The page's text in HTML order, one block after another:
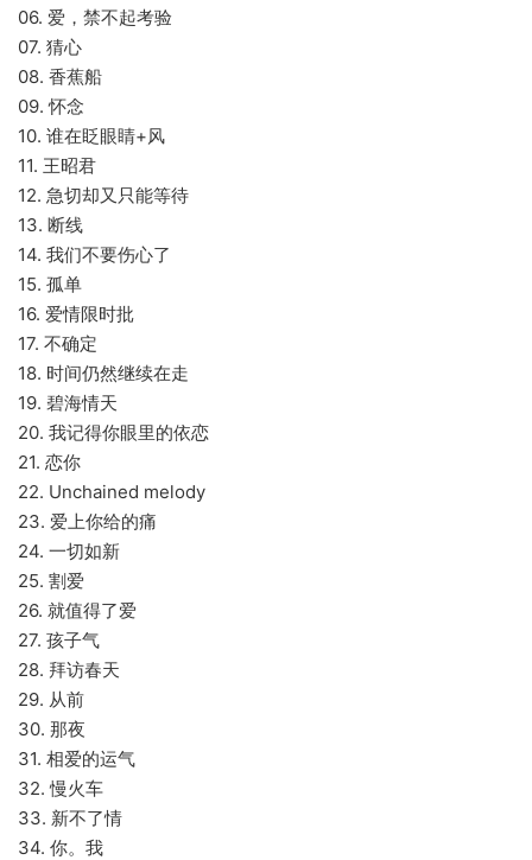
06. 爱，禁不起考验
07. 猜心
08. 香蕉船
09. 怀念
10. 谁在眨眼睛+风
11. 王昭君
12. 急切却又只能等待
13. 断线
14. 我们不要伤心了
15. 孤单
16. 爱情限时批
17. 不确定
18. 时间仍然继续在走
19. 碧海情天
20. 我记得你眼里的依恋
21. 恋你
22. Unchained melody
23. 爱上你给的痛
24. 一切如新
25. 割爱
26. 就值得了爱
27. 孩子气
28. 拜访春天
29. 从前
30. 那夜
31. 相爱的运气
32. 慢火车
33. 新不了情
34. 你。我